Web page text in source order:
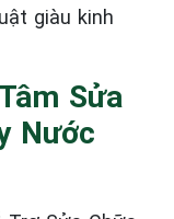
giàu kinh
Sửa
Nước